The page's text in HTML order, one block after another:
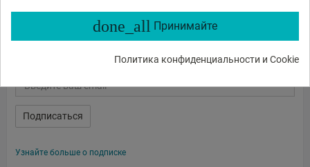
done_all Принимайте
Политика конфиденциальности и Cookie
Подписаться на новости
Подписаться
Узнайте больше о подписке